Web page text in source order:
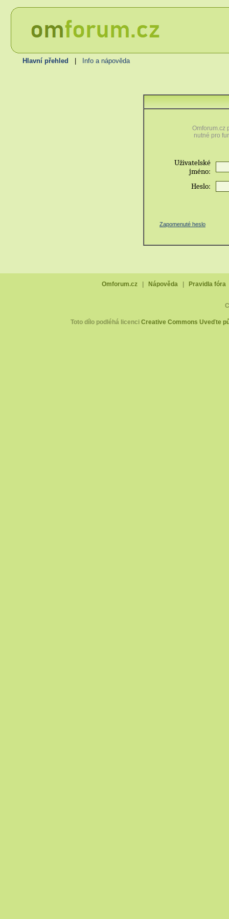
Hlavní přehled Info a nápověda
Omforum.cz
nutné pro
Uživatelské
jméno:
Heslo:
Zapomenuté heslo
Omforum.cz Nápověda Pravidla fóra
Toto dílo podléhá licenciCreative Commons Uveďte